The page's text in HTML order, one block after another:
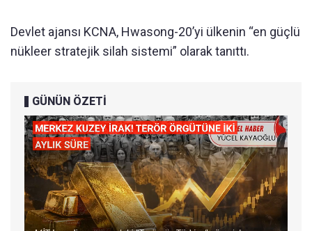
Devlet ajansı KCNA, Hwasong-20’yi ülkenin “en güçlü
nükleer stratejik silah sistemi” olarak tanıttı.
GÜNÜN ÖZETİ